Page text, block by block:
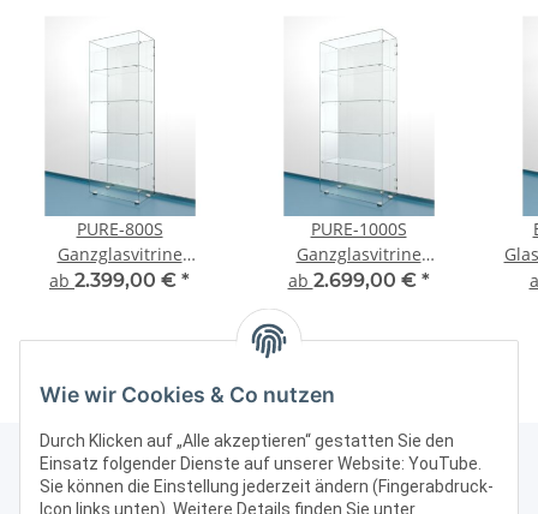
Wie wir Cookies & Co nutzen
Durch Klicken auf „Alle akzeptieren“ gestatten Sie den
Einsatz folgender Dienste auf unserer Website: YouTube.
Sie können die Einstellung jederzeit ändern (Fingerabdruck-
Icon links unten). Weitere Details finden Sie unter
PURE-800S
Ganzglasvitrine
staubdicht
ab 2.399,00 € *
PURE-1000S
Ganzglasvitrine
staubdicht
Präsentationsvitrine
ab 2.699,00 € *